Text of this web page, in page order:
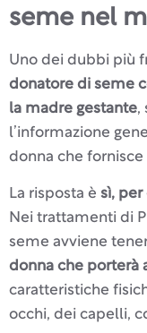
seme nel
Uno dei dubbi più
donatore di seme
la madre gestante,
l’informazione
donna che fornisce
La risposta è sì, per
Nei trattamenti di
seme avviene
donna che porterà
caratteristiche
occhi, dei capelli,